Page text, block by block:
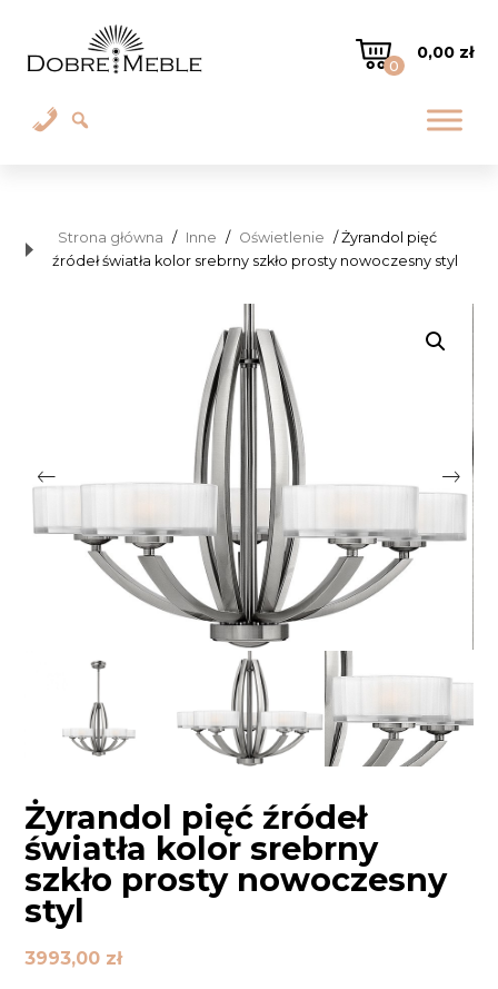
0
0,00 zł
Strona główna / Inne / Oświetlenie / Żyrandol pięć
źródeł światła kolor srebrny szkło prosty nowoczesny styl
Żyrandol pięć źródeł
światła kolor srebrny
szkło prosty nowoczesny
styl
3993,00 zł